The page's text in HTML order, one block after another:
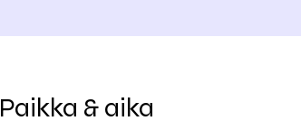
Paikka & aika